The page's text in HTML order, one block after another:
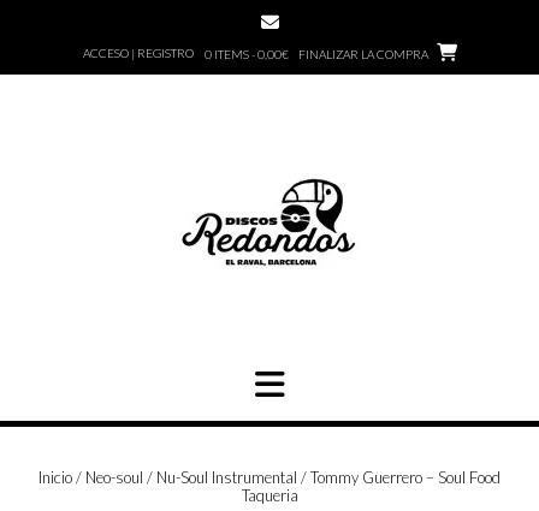
ACCESO | REGISTRO 0 ITEMS - 0,00€ FINALIZAR LA COMPRA
Inicio/ Neo-soul / Nu-Soul Instrumental / Tommy Guerrero – Soul Food
Taqueria